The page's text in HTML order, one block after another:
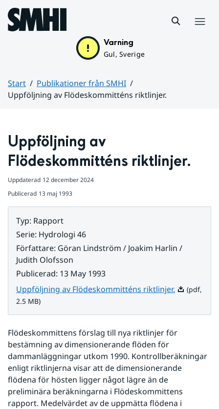
Hoppa till sidans innehåll
Varning
Gul, Sverige
Start
Publikationer från SMHI
Uppföljning av Flödeskommitténs riktlinjer.
Uppföljning av
Flödeskommitténs riktlinjer.
Uppdaterad 12 december 2024
Publicerad 13 maj 1993
Typ: Rapport
Serie: Hydrologi 46
Författare: Göran Lindström / Joakim Harlin /
Judith Olofsson
Publicerad: 13 May 1993
Uppföljning av Flödeskommitténs riktlinjer. Pdf, 2.5 MB.
(pdf,
2.5 MB)
Flödeskommittens förslag till nya riktlinjer för
bestämning av dimensionerande flöden för
dammanläggningar utkom 1990. Kontrollberäkningar
enligt riktlinjerna visar att de dimensionerande
flödena för hösten ligger något lägre än de
preliminära beräkningarna i Flödeskommittens
rapport. Medelvärdet av de uppmätta flödena i